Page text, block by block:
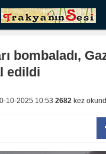
bombaladı,
edildi
10-2025 10:53 2682 kez